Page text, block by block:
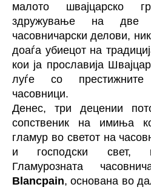
малото швајцарско
здружување на
часовничарски делови,
доаѓа убиецот на
кои ја прославија
луѓе со
часовници.
Денес, три децении
сопственик на имиња
гламур во светот на
и господски свет, и
Гламурозната
Blancpain, основана во